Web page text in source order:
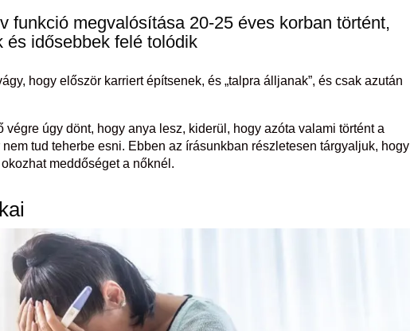
funkció megvalósítása 20-25 éves korban történt,
és idősebbek felé tolódik
hogy először karriert építsenek, és „talpra álljanak”, és csak azután
úgy dönt, hogy anya lesz, kiderül, hogy azóta valami történt a
tud teherbe esni. Ebben az írásunkban részletesen tárgyaljuk, hogy
meddőséget a nőknél.